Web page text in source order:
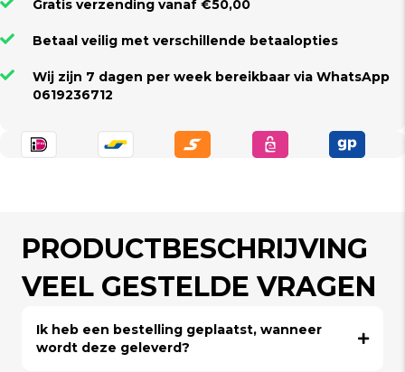
Gratis verzending vanaf €50,00
Betaal veilig met verschillende betaalopties
Wij zijn 7 dagen per week bereikbaar via WhatsApp
0619236712
PRODUCTBESCHRIJVING
VEEL GESTELDE VRAGEN
Ik heb een bestelling geplaatst, wanneer
wordt deze geleverd?